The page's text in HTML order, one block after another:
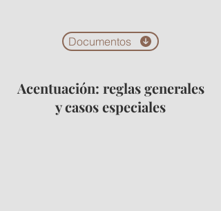
Documentos
Acentuación: reglas generales
y casos especiales